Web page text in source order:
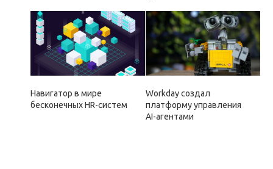
Навигатор в мире
бесконечных HR-систем
Workday создал
платформу управления
AI-агентами